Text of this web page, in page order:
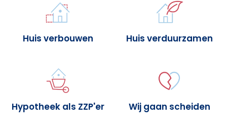
Huis verbouwen Huis verduurzamen
Hypotheek als ZZP'er Wij gaan scheiden